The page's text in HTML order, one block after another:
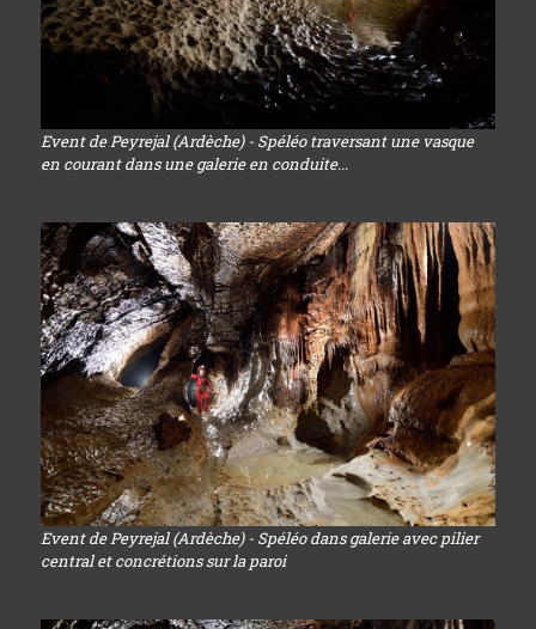
Event de Peyrejal (Ardèche) - Spéléo traversant une vasque
en courant dans une galerie en conduite...
Event de Peyrejal (Ardèche) - Spéléo dans galerie avec pilier
central et concrétions sur la paroi